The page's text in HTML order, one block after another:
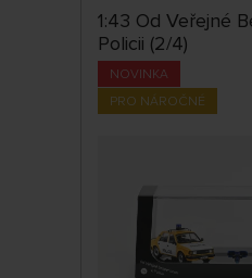
1:43 Od Veřejné
Policii (2/4)
NOVINKA
PRO NÁROČNÉ